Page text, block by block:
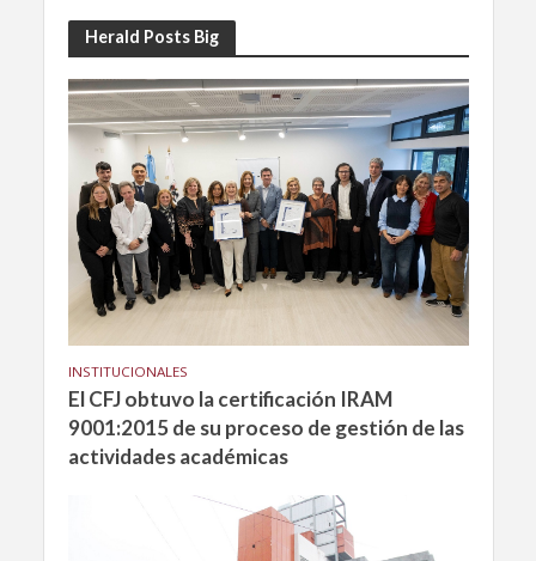
Herald Posts Big
INSTITUCIONALES
El CFJ obtuvo la certificación IRAM
9001:2015 de su proceso de gestión de las
actividades académicas